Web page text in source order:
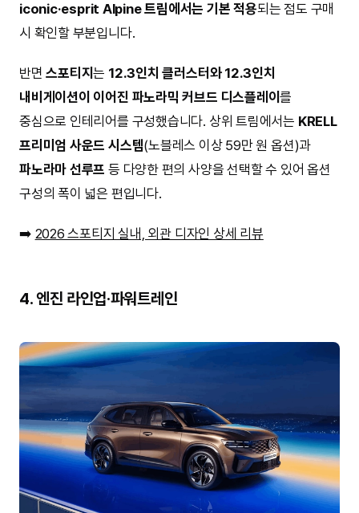
iconic·esprit Alpine 트림에서는 기본 적용되는 점도 구매
시 확인할 부분입니다.
반면스포티지는 12.3인치 클러스터와 12.3인치
내비게이션이 이어진 파노라믹 커브드 디스플레이를
중심으로 인테리어를 구성했습니다. 상위 트림에서는 KRELL
프리미엄 사운드 시스템(노블레스 이상 59만 원 옵션)과
파노라마 선루프 등 다양한 편의 사양을 선택할 수 있어 옵션
구성의 폭이 넓은 편입니다.
➡️ 2026 스포티지 실내, 외관 디자인 상세 리뷰
4. 엔진 라인업·파워트레인